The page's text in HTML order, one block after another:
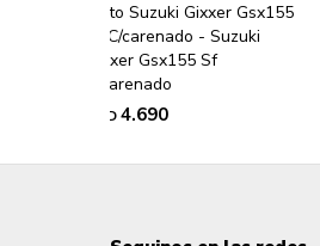
Moto Suzuki Gixxer Gsx155
Sf C/carenado - Suzuki
Gixxer Gsx155 Sf
C/carenado
USD4.690